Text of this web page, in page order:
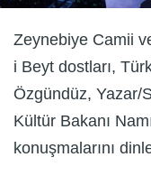
Zeynebiye Camii
i Beyt dostları,
Özgündüz, Yazar/
Kültür Bakanı
konuşmalarını